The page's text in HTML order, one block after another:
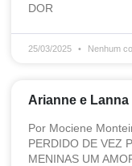
DOR
25/03/2025 Nenhum
Arianne e Lanna
Por Mociene
PERDIDO DE VEZ
MENINAS UM